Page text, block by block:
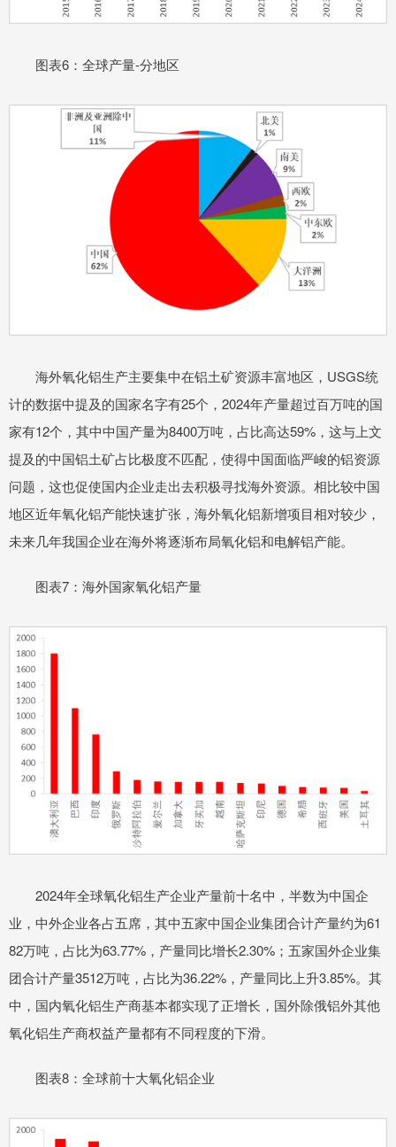
图表6：全球产量-分地区
海外氧化铝生产主要集中在铝土矿资源丰富地区，USGS统
计的数据中提及的国家名字有25个，2024年产量超过百万吨的国
家有12个，其中中国产量为8400万吨，占比高达59%，这与上文
提及的中国铝土矿占比极度不匹配，使得中国面临严峻的铝资源
问题，这也促使国内企业走出去积极寻找海外资源。相比较中国
地区近年氧化铝产能快速扩张，海外氧化铝新增项目相对较少，
未来几年我国企业在海外将逐渐布局氧化铝和电解铝产能。
图表7：海外国家氧化铝产量
2024年全球氧化铝生产企业产量前十名中，半数为中国企
业，中外企业各占五席，其中五家中国企业集团合计产量约为61
82万吨，占比为63.77%，产量同比增长2.30%；五家国外企业集
团合计产量3512万吨，占比为36.22%，产量同比上升3.85%。其
中，国内氧化铝生产商基本都实现了正增长，国外除俄铝外其他
氧化铝生产商权益产量都有不同程度的下滑。
图表8：全球前十大氧化铝企业